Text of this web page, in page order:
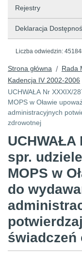
Rejestry
Deklaracja
Liczba odwiedzin:
Strona główna / Rada
Kadencja IV 2002-2006
UCHWAŁA Nr XXXIX/
MOPS w Oławie
administracyjnych
zdrowotnej
UCHWAŁA
spr.
MOPS w
do
świadczeń